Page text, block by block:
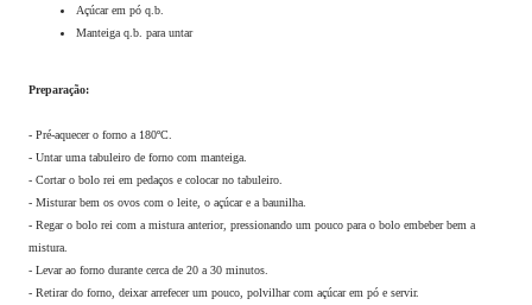
Açúcar em pó q.b.
Manteiga q.b. para untar
Preparação:
- Pré-aquecer o forno a 180ºC.
- Untar uma tabuleiro de forno com manteiga.
- Cortar o bolo rei em pedaços e colocar no tabuleiro.
- Misturar bem os ovos com o leite, o açúcar e a baunilha.
- Regar o bolo rei com a mistura anterior, pressionando um pouco para o bolo embeber bem a
mistura.
- Levar ao forno durante cerca de 20 a 30 minutos.
- Retirar do forno, deixar arrefecer um pouco, polvilhar com açúcar em pó e servir.